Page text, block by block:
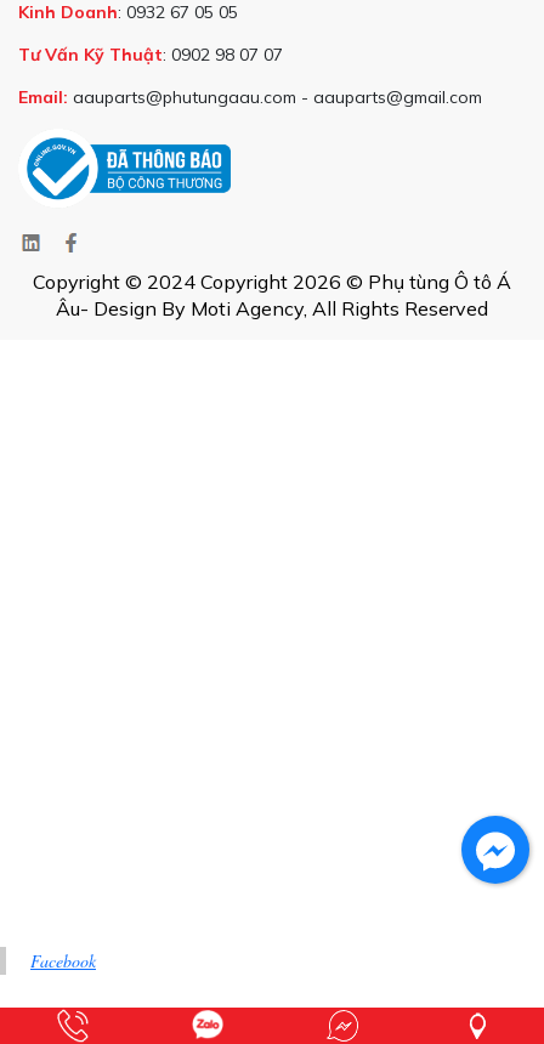
Kinh Doanh: 0932 67 05 05
Tư Vấn Kỹ Thuật: 0902 98 07 07
Email: aauparts@phutungaau.com - aauparts@gmail.com
Copyright © 2024 Copyright 2026 © Phụ tùng Ô tô Á
Âu- Design By Moti Agency, All Rights Reserved
Facebook